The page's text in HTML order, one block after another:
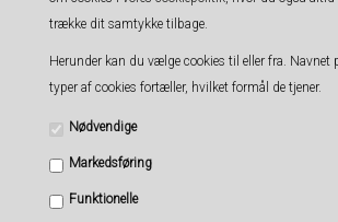
trække dit samtykke tilbage.
Herunder kan du vælge cookies til eller fra. Navnet
typer af cookies fortæller, hvilket formål de tjener.
Nødvendige
Markedsføring
FunktionelleKusmi løsvægt Spearmint Green Tea